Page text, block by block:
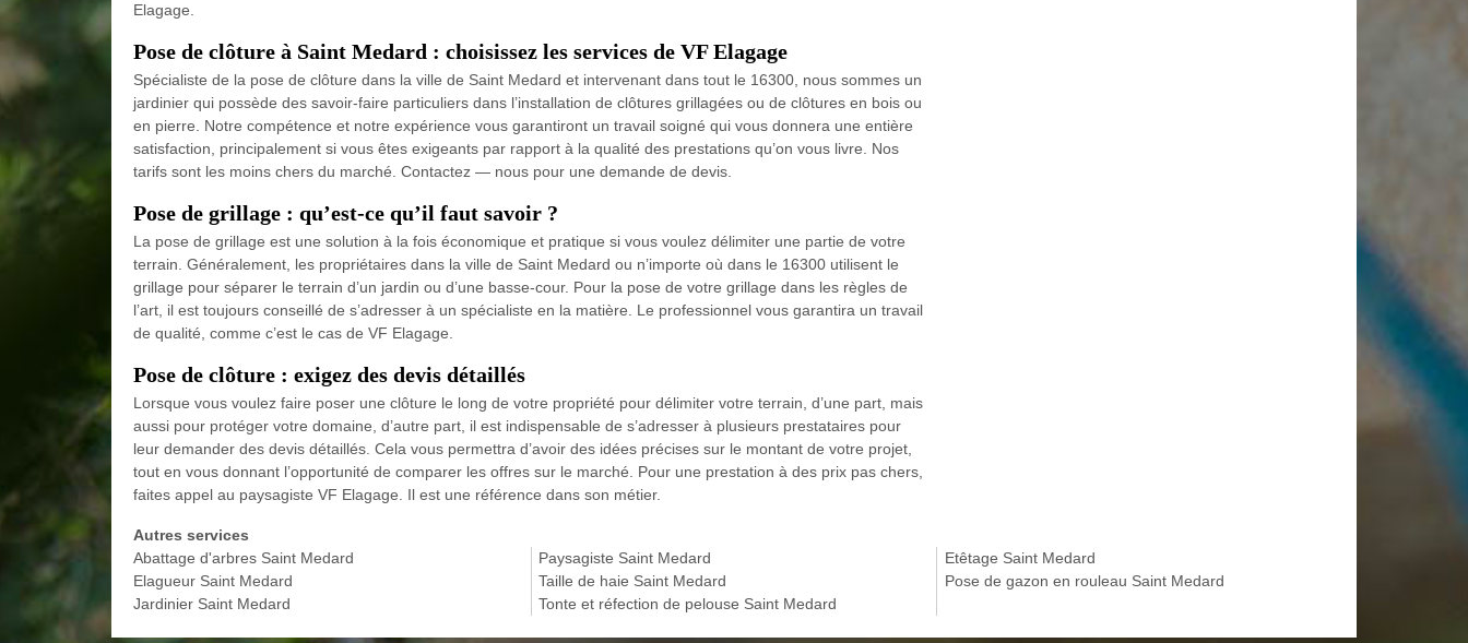
Elagage.
Pose de clôture à Saint Medard : choisissez les services de VF Elagage
Spécialiste de la pose de clôture dans la ville de Saint Medard et intervenant dans tout le 16300, nous sommes un
jardinier qui possède des savoir-faire particuliers dans l’installation de clôtures grillagées ou de clôtures en bois ou
en pierre. Notre compétence et notre expérience vous garantiront un travail soigné qui vous donnera une entière
satisfaction, principalement si vous êtes exigeants par rapport à la qualité des prestations qu’on vous livre. Nos
tarifs sont les moins chers du marché. Contactez — nous pour une demande de devis.
Pose de grillage : qu’est-ce qu’il faut savoir ?
La pose de grillage est une solution à la fois économique et pratique si vous voulez délimiter une partie de votre
terrain. Généralement, les propriétaires dans la ville de Saint Medard ou n’importe où dans le 16300 utilisent le
grillage pour séparer le terrain d’un jardin ou d’une basse-cour. Pour la pose de votre grillage dans les règles de
l’art, il est toujours conseillé de s’adresser à un spécialiste en la matière. Le professionnel vous garantira un travail
de qualité, comme c’est le cas de VF Elagage.
Pose de clôture : exigez des devis détaillés
Lorsque vous voulez faire poser une clôture le long de votre propriété pour délimiter votre terrain, d’une part, mais
aussi pour protéger votre domaine, d’autre part, il est indispensable de s’adresser à plusieurs prestataires pour
leur demander des devis détaillés. Cela vous permettra d’avoir des idées précises sur le montant de votre projet,
tout en vous donnant l’opportunité de comparer les offres sur le marché. Pour une prestation à des prix pas chers,
faites appel au paysagiste VF Elagage. Il est une référence dans son métier.
Autres services
Abattage d'arbres Saint Medard
Elagueur Saint Medard
Jardinier Saint Medard
Paysagiste Saint Medard
Taille de haie Saint Medard
Tonte et réfection de pelouse Saint Medard
Etêtage Saint Medard
Pose de gazon en rouleau Saint Medard